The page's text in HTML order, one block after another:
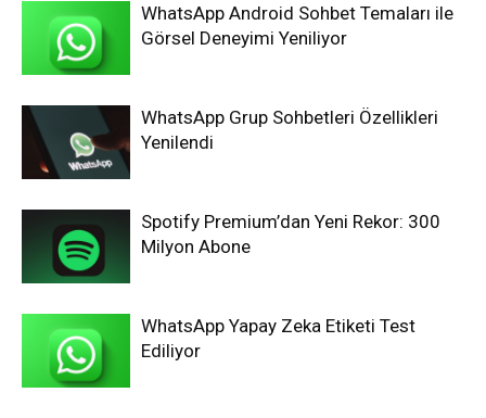
WhatsApp Android Sohbet Temaları ile
Görsel Deneyimi Yeniliyor
WhatsApp Grup Sohbetleri Özellikleri
Yenilendi
Spotify Premium’dan Yeni Rekor: 300
Milyon Abone
WhatsApp Yapay Zeka Etiketi Test
Ediliyor